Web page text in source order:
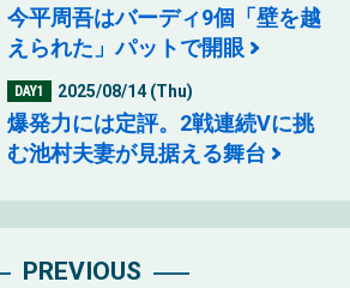
今平周吾はバーディ9個「壁を越
えられた」パットで開眼
DAY1 2025/08/14 (Thu)
爆発力には定評。2戦連続Vに挑
む池村夫妻が見据える舞台
PREVIOUS